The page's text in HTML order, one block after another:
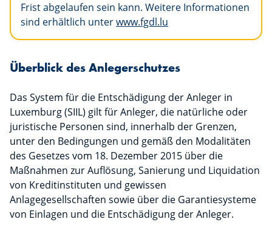
Frist abgelaufen sein kann. Weitere Informationen
sind erhältlich unterwww.fgdl.lu
Überblick des Anlegerschutzes
Das System für die Entschädigung der Anleger in
Luxemburg (SIIL) gilt für Anleger, die natürliche oder
juristische Personen sind, innerhalb der Grenzen,
unter den Bedingungen und gemäß den Modalitäten
des Gesetzes vom 18. Dezember 2015 über die
Maßnahmen zur Auflösung, Sanierung und Liquidation
von Kreditinstituten und gewissen
Anlagegesellschaften sowie über die Garantiesysteme
von Einlagen und die Entschädigung der Anleger.